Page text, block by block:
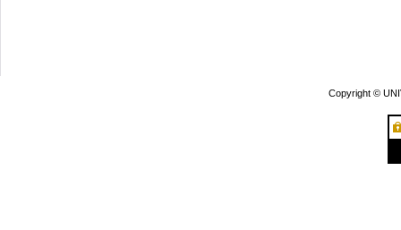
Copyright ©